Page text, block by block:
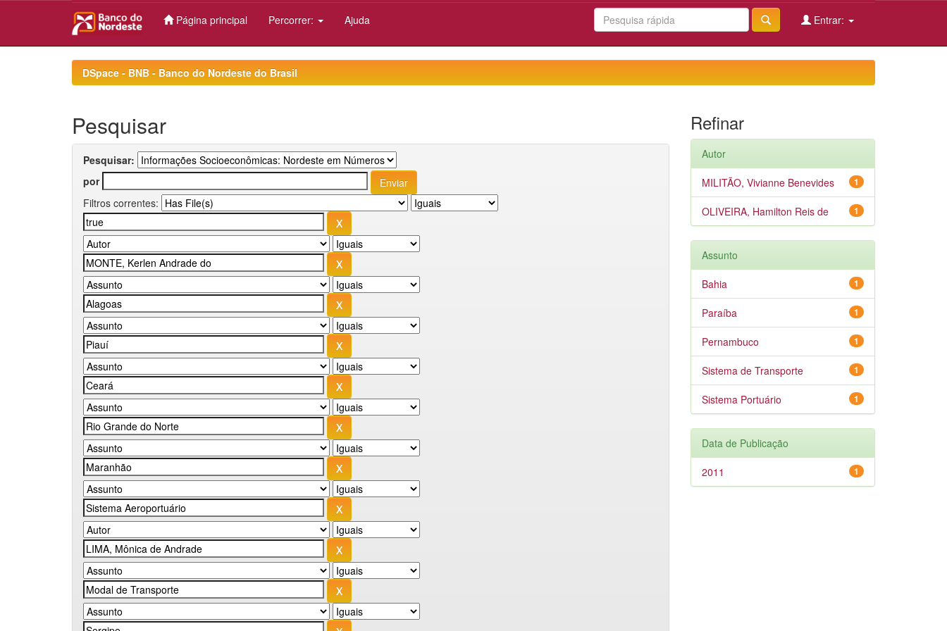
Página principal Percorrer: Ajuda Entrar:
DSpace - BNB - Banco do Nordeste do Brasil
Pesquisar
Pesquisar:
por
Filtros correntes:
Refinar
Autor
1
MILITÃO, Vivianne Benevides
1
OLIVEIRA, Hamilton Reis de
Assunto
1
Bahia
1
Paraíba
1
Pernambuco
1
Sistema de Transporte
1
Sistema Portuário
Data de Publicação
1
2011